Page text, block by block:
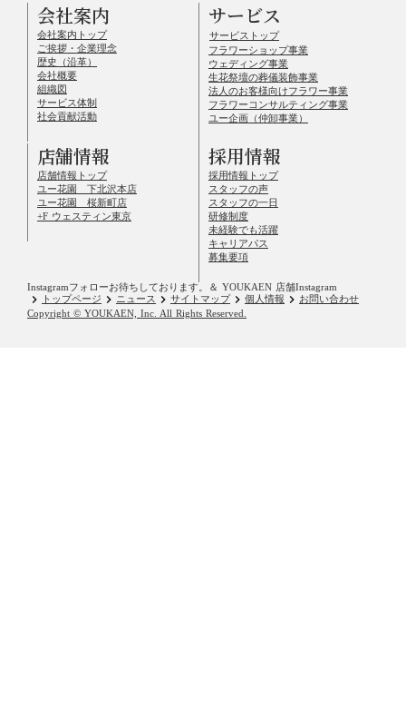
会社案内
会社案内トップ
ご挨拶・企業理念
歴史（沿革）
会社概要
組織図
サービス体制
社会貢献活動
サービス
サービストップ
フラワーショップ事業
ウェディング事業
生花祭壇の葬儀装飾事業
法人のお客様向けフラワー事業
フラワーコンサルティング事業
ユー企画（仲卸事業）
店舗情報
店舗情報トップ
ユー花園 下北沢本店
ユー花園 桜新町店
+F ウェスティン東京
採用情報
採用情報トップ
スタッフの声
スタッフの一日
研修制度
未経験でも活躍
キャリアパス
募集要項
Instagramフォローお待ちしております。 ＆ YOUKAEN 店舗Instagram
keyboard_arrow_right トップページ keyboard_arrow_right ニュース keyboard_arrow_right サイトマップkeyboard_arrow_right 個人情報 keyboard_arrow_right お問い合わせ
Copyright © YOUKAEN, Inc. All Rights Reserved.